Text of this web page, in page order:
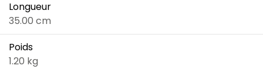
Longueur
35.00 cm
Poids
1.20 kg